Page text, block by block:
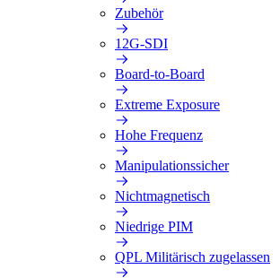
Zubehör
12G-SDI
Board-to-Board
Extreme Exposure
Hohe Frequenz
Manipulationssicher
Nichtmagnetisch
Niedrige PIM
QPL Militärisch zugelassen